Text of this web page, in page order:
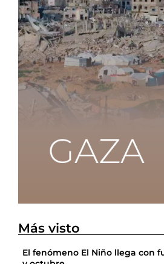
Más visto
El fenómeno El Niño llega con